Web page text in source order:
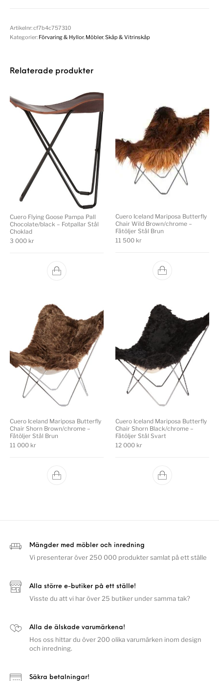
Artikelnr:cf7b4c757310
Kategorier: Förvaring & Hyllor, Möbler,Skåp & Vitrinskåp
Relaterade produkter
Cuero Flying Goose Pampa Pall
Chocolate/black – Fotpallar Stål
Choklad
3 000 kr
Cuero Iceland Mariposa Butterfly
Chair Wild Brown/chrome –
Fåtöljer Stål Brun
11 500 kr
Cuero Iceland Mariposa Butterfly
Chair Shorn Brown/chrome –
Fåtöljer Stål Brun
11 000 kr
Cuero Iceland Mariposa Butterfly
Chair Shorn Black/chrome –
Fåtöljer Stål Svart
12 000 kr
Mängder med möbler och inredning
Vi presenterar över 250 000 produkter samlat på ett ställe
Alla större e-butiker på ett ställe!
Visste du att vi har över 25 butiker under samma tak?
Alla de älskade varumärkena!
Hos oss hittar du över 200 olika varumärken inom design
och inredning.
Säkra betalningar!